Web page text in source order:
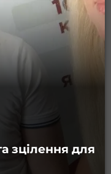
зцілення для